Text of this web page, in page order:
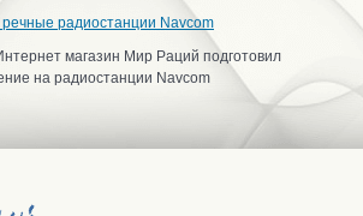
радиостанции Navcom
магазин Мир Раций подготовил
на радиостанции Navcom